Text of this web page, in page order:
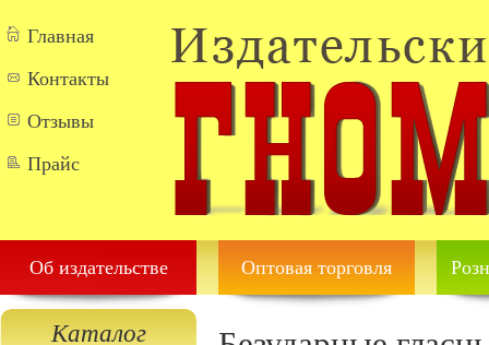
Главная
Контакты
Отзывы
Прайс
Об издательстве Оптовая торговля
Каталог